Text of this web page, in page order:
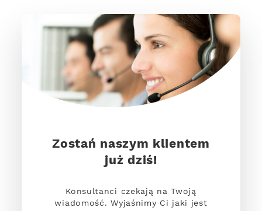
Zostań naszym klientem
już dziś!
Konsultanci czekają na Twoją
wiadomość. Wyjaśnimy Ci jaki jest